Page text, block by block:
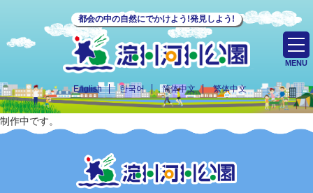
都会の中の自然にでかけよう!発見しよう!
English 한국어 简体中文 繁体中文
MENU
制作中です。